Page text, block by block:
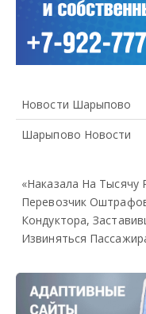
Новости Шарыпово
Шарыпово Новости
«Наказала На Тысячу
Перевозчик
Кондуктора,
Извиняться